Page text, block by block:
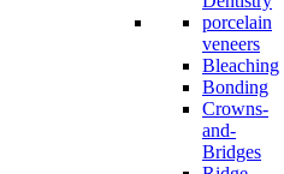
porcelain
veneers
Bleaching
Bonding
Crowns-
and-
Bridges